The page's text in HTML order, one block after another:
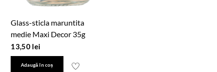
Glass-sticla maruntita
medie Maxi Decor 35g
13,50 lei
Adaugă în coș